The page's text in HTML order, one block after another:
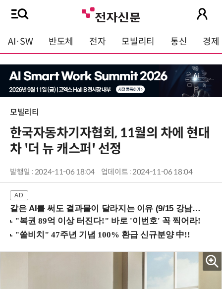
AI·SW 반도체 전자 모빌리티 통신 경제
모빌리티
한국자동차기자협회, 11월의 차에 현대
차 '더 뉴 캐스퍼' 선정
발행일 : 2024-11-06 18:04 업데이트 : 2024-11-06 18:04
같은 AI를 써도 결과물이 달라지는 이유 (9/15 강남역)